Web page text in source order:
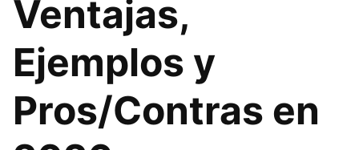
Ventajas,
Ejemplos y
Pros/Contras en